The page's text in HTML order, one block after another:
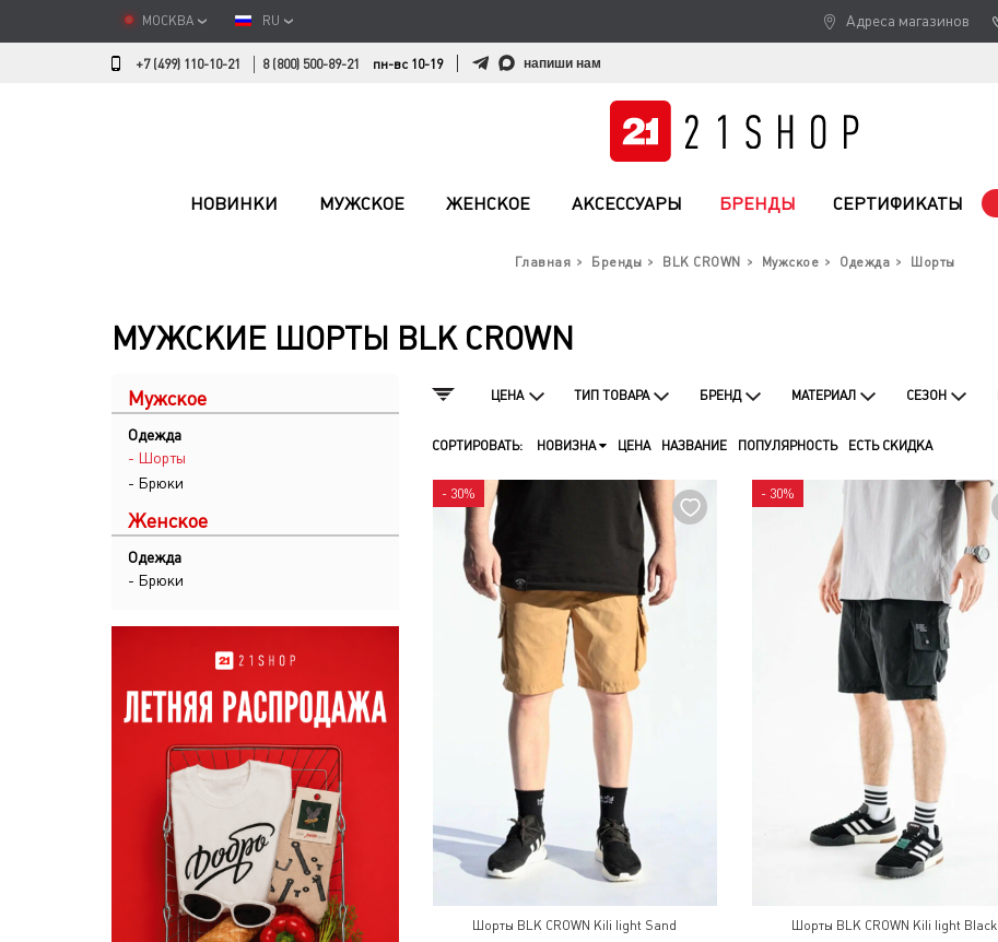
МОСКВА RU Адреса магазинов
+7 (499) 110-10-21 8 (800) 500-89-21 пн-вс 10-19 напиши нам
НОВИНКИ МУЖСКОЕ ЖЕНСКОЕ АКСЕССУАРЫ БРЕНДЫ СЕРТИФИКАТЫ
Главная Бренды BLK CROWN Мужское Одежда Шорты
МУЖСКИЕ ШОРТЫ BLK CROWN
Мужское
Одежда
- Шорты
- Брюки
Женское
Одежда
- Брюки
ЦЕНА ТИП ТОВАРА БРЕНД МАТЕРИАЛ СЕЗОН
СОРТИРОВАТЬ: НОВИЗНА ЦЕНА НАЗВАНИЕ ПОПУЛЯРНОСТЬ ЕСТЬ СКИДКА
- 30%
Шорты BLK CROWN Kili light Sand
- 30%
Шорты BLK CROWN Kili light Black